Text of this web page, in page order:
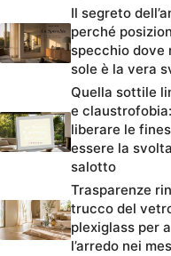
Il segreto
perché
specchio dove
sole è la vera
Quella sottile
e
liberare le
essere la
salotto
Trasparenze
trucco del
plexiglass per
l’arredo nei